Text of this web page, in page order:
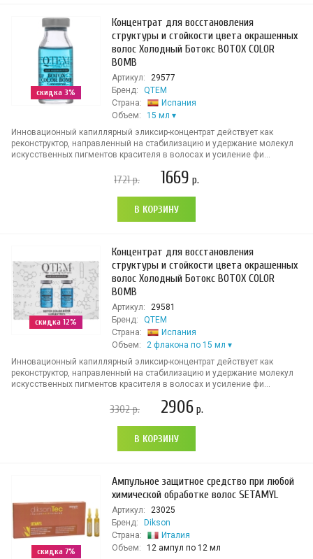
скидка 3%
Концентрат для восстановления
структуры и стойкости цвета окрашенных
волос Холодный Ботокс BOTOX COLOR
BOMB
Артикул:
29577
Бренд:
QTEM
Страна:
Испания
Объем:
15 мл
Инновационный капиллярный эликсир-концентрат действует как
реконструктор, направленный на стабилизацию и удержание молекул
искусственных пигментов красителя в волосах и усиление фи...
1721р. 1669 р.
В КОРЗИНУ
скидка 12%
Концентрат для восстановления
структуры и стойкости цвета окрашенных
волос Холодный Ботокс BOTOX COLOR
BOMB
Артикул:
29581
Бренд:
QTEM
Страна:
Испания
Объем:
2 флакона по 15 мл
Инновационный капиллярный эликсир-концентрат действует как
реконструктор, направленный на стабилизацию и удержание молекул
искусственных пигментов красителя в волосах и усиление фи...
3302р. 2906 р.
В КОРЗИНУ
скидка 7%
Ампульное защитное средство при любой
химической обработке волос SETAMYL
Артикул:
23025
Бренд:
Dikson
Страна:
Италия
Объем:
12 ампул по 12 мл